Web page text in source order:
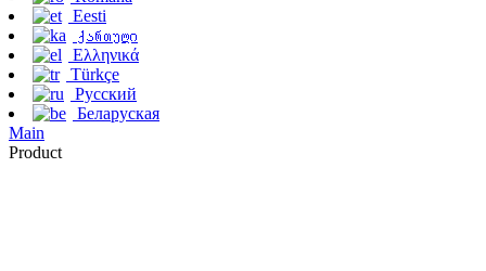
Eesti
ქართული
Ελληνικά
Türkçe
Русский
Беларуская
Main
Product